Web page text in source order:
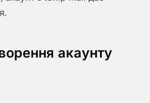
акаунту